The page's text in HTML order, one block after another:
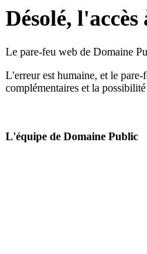
Désolé,
Le pare-feu web de Domaine
L'erreur est humaine, et le
complémentaires et la
L'équipe de Domaine Public